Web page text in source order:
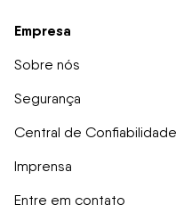
Empresa
Sobre nós
Segurança
Central de Confiabilidade
Imprensa
Entre em contato